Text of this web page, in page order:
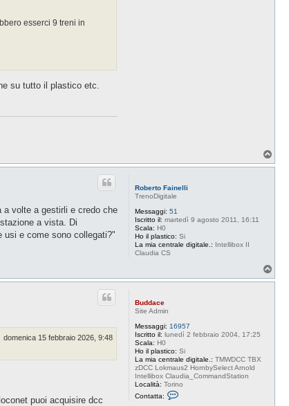
esserci 9 treni in
su tutto il plastico etc.
o
Roberto Fainelli
TrenoDigitale
Messaggi: 51
Iscritto il: martedì 9 agosto 2011, 16:11
Scala: H0
Ho il plastico: Si
La mia centrale digitale.: Intellibox II
Claudia CS
a volte a gestirli e credo che
a vista. Di
usi e come sono collegati?"
o
Buddace
Site Admin
Messaggi: 16957
Iscritto il: lunedì 2 febbraio 2004, 17:25
Scala: H0
Ho il plastico: Si
La mia centrale digitale.: TMWDCC TBX
zDCC Lokmaus2 HornbySelect Arnold
Intellibox Claudia_CommandStation
Località: Torino
Contatta:
domenica 15 febbraio 2026, 9:48
puoi acquisire dcc